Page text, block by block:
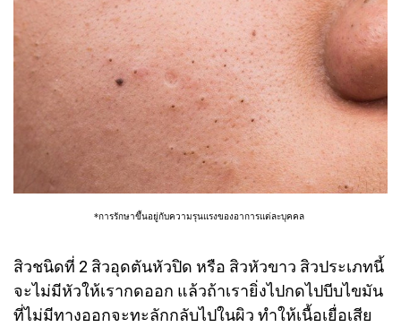
*การรักษาขึ้นอยู่กับความรุนแรงของอาการแต่ละบุคคล
สิวชนิดที่ 2 สิวอุดตันหัวปิด หรือ สิวหัวขาว สิวประเภทนี้
จะไม่มีหัวให้เรากดออก แล้วถ้าเรายิ่งไปกดไปบีบไขมัน
ที่ไม่มีทางออกจะทะลักกลับไปในผิว ทำให้เนื้อเยื่อเสีย